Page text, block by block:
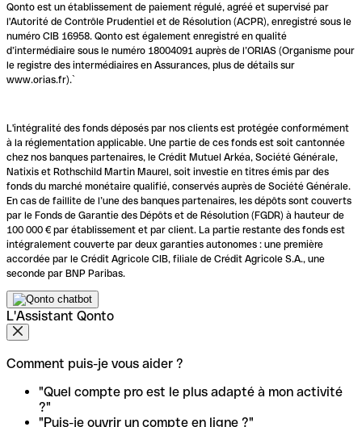
Qonto est un établissement de paiement régulé, agréé et supervisé par
l'Autorité de Contrôle Prudentiel et de Résolution (ACPR), enregistré sous le
numéro CIB 16958. Qonto est également enregistré en qualité
d’intermédiaire sous le numéro 18004091 auprès de l’ORIAS (Organisme pour
le registre des intermédiaires en Assurances, plus de détails sur
www.orias.fr).`
L'intégralité des fonds déposés par nos clients est protégée conformément
à la réglementation applicable. Une partie de ces fonds est soit cantonnée
chez nos banques partenaires, le Crédit Mutuel Arkéa, Société Générale,
Natixis et Rothschild Martin Maurel, soit investie en titres émis par des
fonds du marché monétaire qualifié, conservés auprès de Société Générale.
En cas de faillite de l’une des banques partenaires, les dépôts sont couverts
par le Fonds de Garantie des Dépôts et de Résolution (FGDR) à hauteur de
100 000 € par établissement et par client. La partie restante des fonds est
intégralement couverte par deux garanties autonomes : une première
accordée par le Crédit Agricole CIB, filiale de Crédit Agricole S.A., une
seconde par BNP Paribas.
L'Assistant Qonto
Comment puis-je vous aider ?
"Quel compte pro est le plus adapté à mon activité
?"
"Puis-je ouvrir un compte en ligne ?"